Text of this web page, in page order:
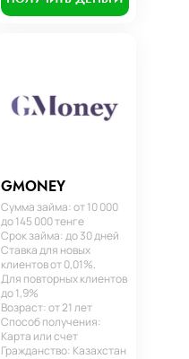
GMONEY
Сумма займа: от 10 000
до 145 000 тенге
Срок займа: до 30 дней
Ставка для новых
клиентов от 0,01%.
Для повторных клиентов
до 1,9%
Возраст: от 21 лет
Способ получения:
Карта или счет
Гражданство: Казахстан